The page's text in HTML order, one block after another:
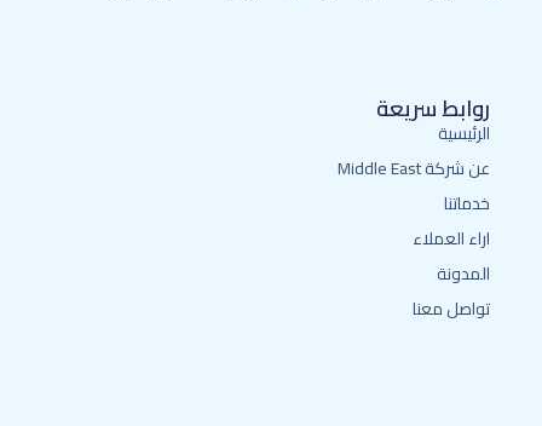
روابط سريعة
الرئيسية
عن شركة Middle East
خدماتنا
اراء العملاء
المدونة
تواصل معنا